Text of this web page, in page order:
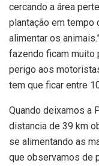
cercando a área
plantação em tempo
alimentar os
fazendo ficam muito
perigo aos
tem que ficar entre
Quando deixamos a
distancia de 39 km
se alimentando as
que observamos de